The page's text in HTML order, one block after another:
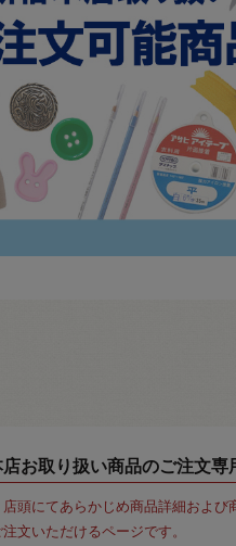
お取り扱い商品のご注文
店頭にてあらかじめ商品詳細および
文いただけるページです。